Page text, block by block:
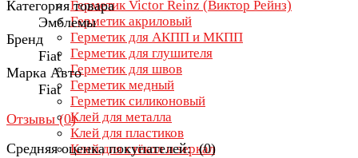
Герметик Victor Reinz (Виктор Рейнз)
Герметик акриловый
Герметик для АКПП и МКПП
Герметик для глушителя
Герметик для швов
Герметик медный
Герметик силиконовый
Клей для металла
Клей для пластиков
Клей для стёкол и зеркал
Категория товара
Эмблемы
Бренд
Fiat
Марка Авто
Fiat
Отзывы (0)
Средняя оценка покупателей: (0)